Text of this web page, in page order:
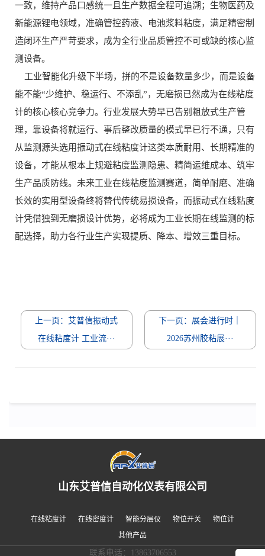
一致，维持产品口感统一且生产数据全程可追溯；生物医药及
新能源锂电领域，准确管控药液、电池浆料粘度，满足精密制
造闭环生产严苛要求，成为全行业品质管控不可或缺的核心监
测设备。
工业智能化升级下半场，拼的不是设备数量多少，而是设备
能不能“少维护、稳运行、不添乱”，无磨损已然成为在线粘度
计的核心核心竞争力。行业发展大势早已告别粗放式生产管
理，靠设备将就运行、事后整改质量的模式早已行不通，只有
从监测源头选用振动式在线粘度计这类本质耐用、长期精准的
设备，才能从根本上规避粘度监测隐患、精简运维成本、筑牢
生产品质防线。未来工业在线粘度监测赛道，简单耐磨、准确
长效的实用型设备终将替代传统易损设备，而振动式在线粘度
计凭借独到无磨损设计优势，必将成为工业长期在线监测的标
配选择，助力各行业生产实现提质、降本、增效三重目标。
上一页：艾普信振动式
在线粘度计 工业流···
下一页：展会进行时｜
2026苏州胶粘展···
山东艾普信自动化仪表有限公司
在线粘度计 在线密度计 智能分层仪 物位开关
物位计
其他产品
联系电话：13863706553